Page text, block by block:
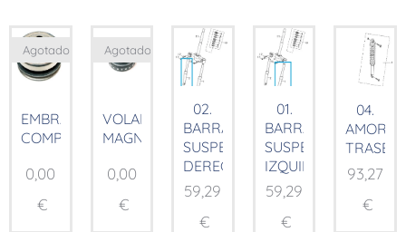
EMBRAGUE
COMP.
Agotado
0,00
€
VOLANTE
MAGNÉTICO
Agotado
0,00
€
02.
BARRA
SUSPENSIÓN
DERECHA
59,29
€
01.
BARRA
SUSPENSIÓN
IZQUIERDA
59,29
€
04.
93,27
€